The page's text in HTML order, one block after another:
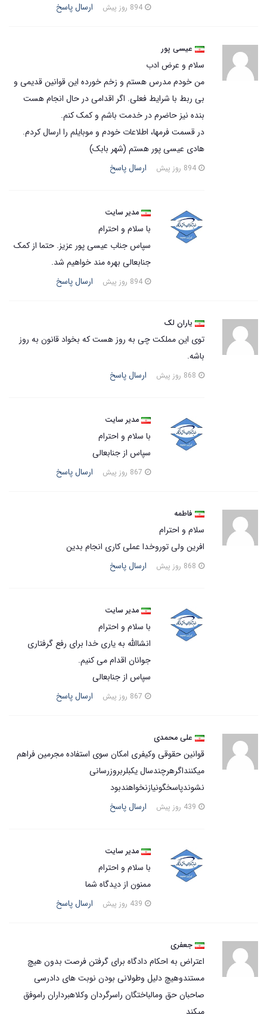
ارسال پاسخ
عیسی پور
سلام و عرض ادب
من خودم مدرس هستم و زخم خورده این قوانین قدیمی و
بی ربط با شرایط فعلی. اگر اقدامی در حال انجام هست
بنده نیز حاضرم در خدمت باشم و کمک کنم.
در قسمت فرمها، اطلاعات خودم و موبایلم را ارسال کردم.
هادی عیسی پور هستم (شهر بابک)
ارسال پاسخ
مدیر سایت
با سلام و احترام
سپاس جناب عیسی پور عزیز. حتما از کمک
جنابعالی بهره مند خواهیم شد.
ارسال پاسخ
یاران لک
توی این مملکت چی به روز هست که بخواد قانون به روز
باشه.
ارسال پاسخ
مدیر سایت
با سلام و احترام
سپاس از جنابعالی
ارسال پاسخ
فاطمه
سلام و احترام
افرین ولی توروخدا عملی کاری انجام بدین
ارسال پاسخ
مدیر سایت
با سلام و احترام
انشاالله به یاری خدا برای رفع گرفتاری
جوانان اقدام می کنیم.
سپاس از جنابعالی
ارسال پاسخ
علی محمدی
قوانین حقوقی وکیفری امکان سوی استفاده مجرمین فراهم
میکننداگرهرچندسال یکبلربروزرسانی
نشوندپاسخگونیازنخواهندبود
ارسال پاسخ
مدیر سایت
با سلام و احترام
ممنون از دیدگاه شما
ارسال پاسخ
جعفری
اعتراض به احکام دادگاه برای گرفتن فرصت بدون هیچ
مستندوهیچ دلیل وطولانی بودن نوبت های دادرسی
صاحبان حق ومالباختگان راسرگردان وکلاهبرداران راموفق